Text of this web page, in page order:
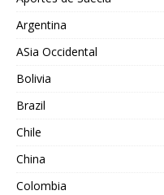
Argentina
ASia Occidental
Bolivia
Brazil
Chile
China
Colombia